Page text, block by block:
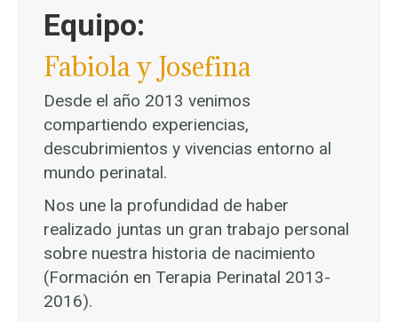
Equipo:
Fabiola y Josefina
Desde el año 2013 venimos
compartiendo experiencias,
descubrimientos y vivencias entorno al
mundo perinatal.
Nos une la profundidad de haber
realizado juntas un gran trabajo personal
sobre nuestra historia de nacimiento
(Formación en Terapia Perinatal 2013-
2016).